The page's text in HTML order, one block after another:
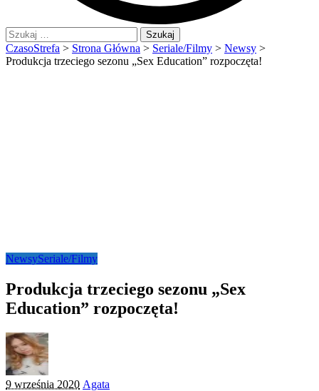
Szukaj:
CzasoStrefa > Strona Główna > Seriale/Filmy > Newsy >
Produkcja trzeciego sezonu „Sex Education” rozpoczęta!
NewsySeriale/Filmy
Produkcja trzeciego sezonu „Sex
Education” rozpoczęta!
9 września 2020 Posted
Agata